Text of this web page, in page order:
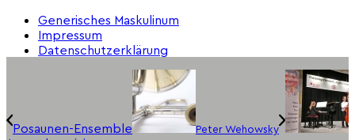
Generisches Maskulinum
Impressum
Datenschutzerklärung
Posaunen-Ensemble Peter Wehowsky